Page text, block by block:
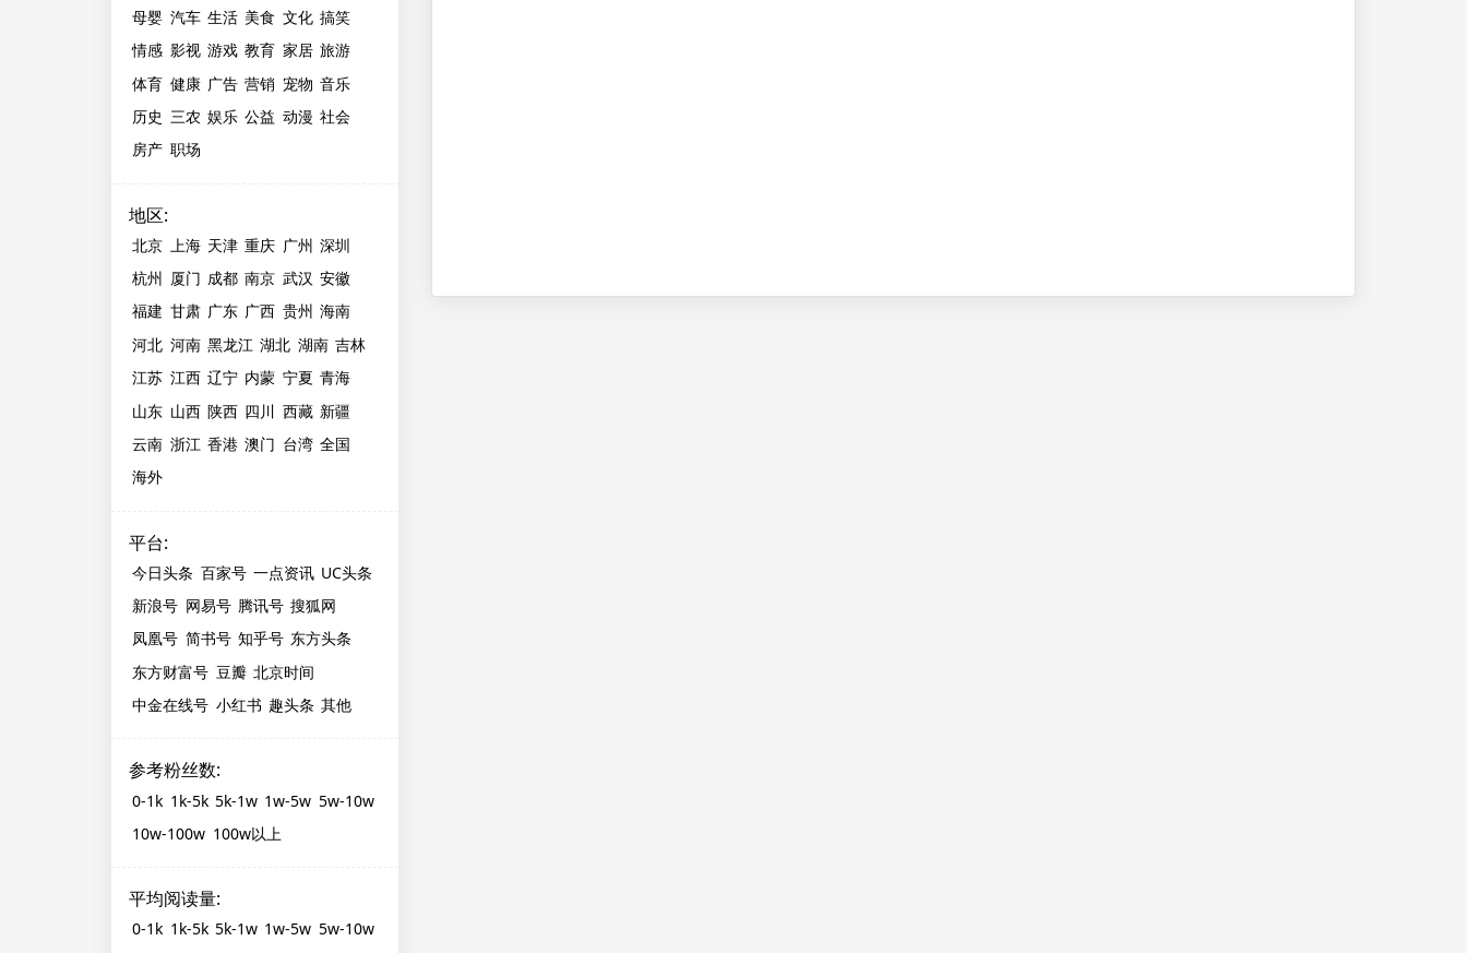
母婴 汽车 生活 美食 文化 搞笑
情感 影视 游戏 教育 家居 旅游
体育 健康 广告 营销 宠物 音乐
历史 三农 娱乐 公益 动漫 社会
房产 职场
地区:
北京 上海 天津 重庆 广州 深圳
杭州 厦门 成都 南京 武汉 安徽
福建 甘肃 广东 广西 贵州 海南
河北 河南 黑龙江 湖北 湖南 吉林
江苏 江西 辽宁 内蒙 宁夏 青海
山东 山西 陕西 四川 西藏 新疆
云南 浙江 香港 澳门 台湾 全国
海外
平台:
今日头条 百家号 一点资讯 UC头条
新浪号 网易号 腾讯号 搜狐网
凤凰号 简书号 知乎号 东方头条
东方财富号 豆瓣 北京时间
中金在线号 小红书 趣头条 其他
参考粉丝数:
0-1k 1k-5k 5k-1w 1w-5w 5w-10w
10w-100w 100w以上
平均阅读量:
0-1k 1k-5k 5k-1w 1w-5w 5w-10w